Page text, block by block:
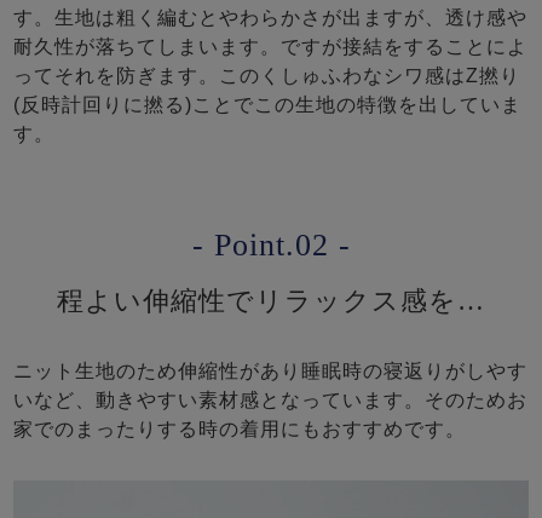
す。生地は粗く編むとやわらかさが出ますが、透け感や
耐久性が落ちてしまいます。ですが接結をすることによ
ってそれを防ぎます。このくしゅふわなシワ感はZ撚り
(反時計回りに撚る)ことでこの生地の特徴を出していま
す。
- Point.02 -
程よい伸縮性でリラックス感を…
ニット生地のため伸縮性があり睡眠時の寝返りがしやす
いなど、動きやすい素材感となっています。そのためお
家でのまったりする時の着用にもおすすめです。